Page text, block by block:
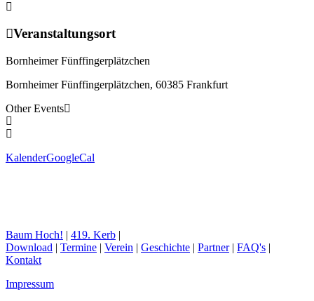
Veranstaltungsort
Bornheimer Fünffingerplätzchen
Bornheimer Fünffingerplätzchen, 60385 Frankfurt
Other Events
KalenderGoogleCal
Baum Hoch! | 419. Kerb |
Download | Termine | Verein | Geschichte | Partner| FAQ's |
Kontakt
Impressum